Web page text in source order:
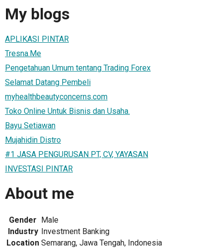
My blogs
APLIKASI PINTAR
Tresna.Me
Pengetahuan Umum tentang Trading Forex
Selamat Datang Pembeli
myhealthbeautyconcerns.com
Toko Online Untuk Bisnis dan Usaha.
Bayu Setiawan
Mujahidin Distro
#1 JASA PENGURUSAN PT, CV, YAYASAN
INVESTASI PINTAR
About me
Gender Male
Industry Investment Banking
Location Semarang, Jawa Tengah, Indonesia